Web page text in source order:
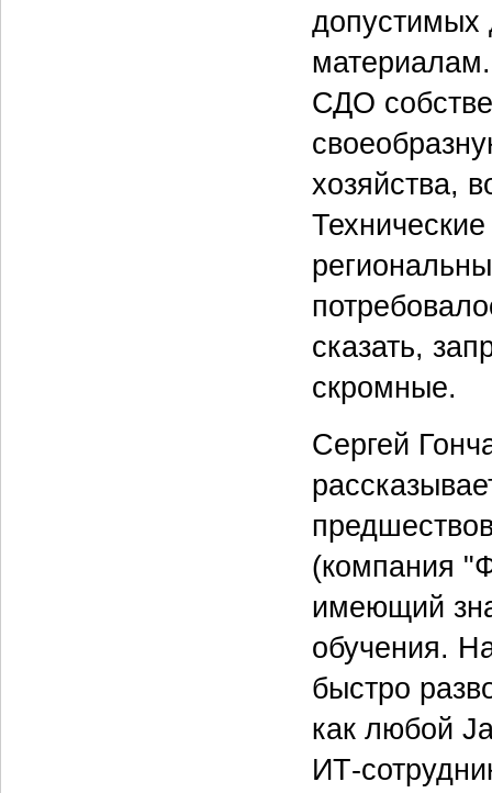
допустимых
СДО
хозяйства,
сказать,
скромные.
Сергей
(компания
имеющий
обучения.
быстро
как любой
ИТ-